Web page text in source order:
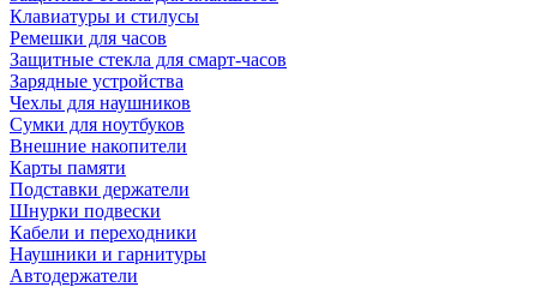
Клавиатуры и стилусы
Ремешки для часов
Защитные стекла для смарт-часов
Зарядные устройства
Чехлы для наушников
Сумки для ноутбуков
Внешние накопители
Карты памяти
Подставки держатели
Шнурки подвески
Кабели и переходники
Наушники и гарнитуры
Автодержатели